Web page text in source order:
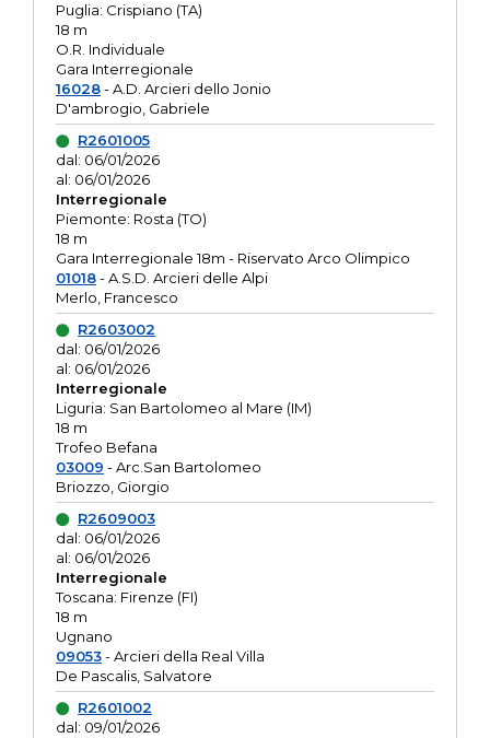
Puglia: Crispiano (TA)
18 m
O.R. Individuale
Gara Interregionale
16028- A.D. Arcieri dello Jonio
D'ambrogio, Gabriele
R2601005
dal: 06/01/2026
al: 06/01/2026
Interregionale
Piemonte: Rosta (TO)
18 m
Gara Interregionale 18m - Riservato Arco Olimpico
01018- A.S.D. Arcieri delle Alpi
Merlo, Francesco
R2603002
dal: 06/01/2026
al: 06/01/2026
Interregionale
Liguria: San Bartolomeo al Mare (IM)
18 m
Trofeo Befana
03009 - Arc.San Bartolomeo
Briozzo, Giorgio
R2609003
dal: 06/01/2026
al: 06/01/2026
Interregionale
Toscana: Firenze (FI)
18 m
Ugnano
09053- Arcieri della Real Villa
De Pascalis, Salvatore
R2601002
dal: 09/01/2026